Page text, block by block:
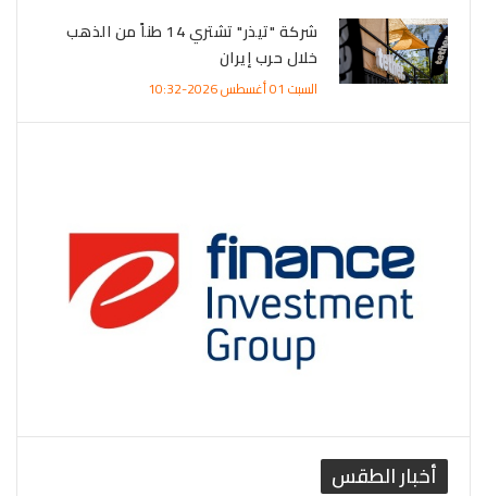
شركة "تيذر" تشتري 14 طناً من الذهب
خلال حرب إيران
السبت 01 أغسطس 2026-10:32
أخبار الطقس